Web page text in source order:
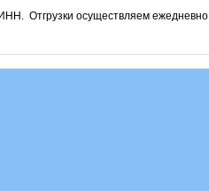
Отгрузки осуществляем ежедневно